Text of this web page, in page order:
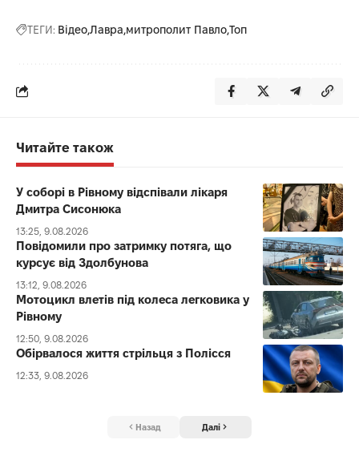
ТЕГИ: ВідеоЛавра митрополит ПавлоТоп
Читайте також
У соборі в Рівному відспівали лікаря
Дмитра Сисонюка
13:25, 9.08.2026
Повідомили про затримку потяга, що
курсує від Здолбунова
13:12, 9.08.2026
Мотоцикл влетів під колеса легковика у
Рівному
12:50, 9.08.2026
Обірвалося життя стрільця з Полісся
12:33, 9.08.2026
Назад Далі